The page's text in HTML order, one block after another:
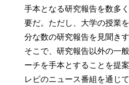
手本となる研究報告を数多
要だ。ただし、大学の授業
分な数の研究報告を見聞き
そこで、研究報告以外の一
ーチを手本とすることを提
レビのニュース番組を通じ